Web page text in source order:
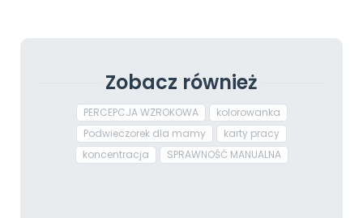
Zobacz również
PERCEPCJA WZROKOWA
kolorowanka
Podwieczorek dla mamy
karty pracy
koncentracja
SPRAWNOŚĆ MANUALNA